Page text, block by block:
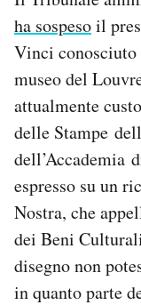
CALENDARIO
AREA
Area
Newsletter
Notifiche
Regala il Post
Hai bisogno di
Esci
ha sospesoil
Vinci
museo del
attualmente
delle Stampe
dell’Accademia
espresso su un
Nostra, che
dei Beni
disegno non
in quanto parte